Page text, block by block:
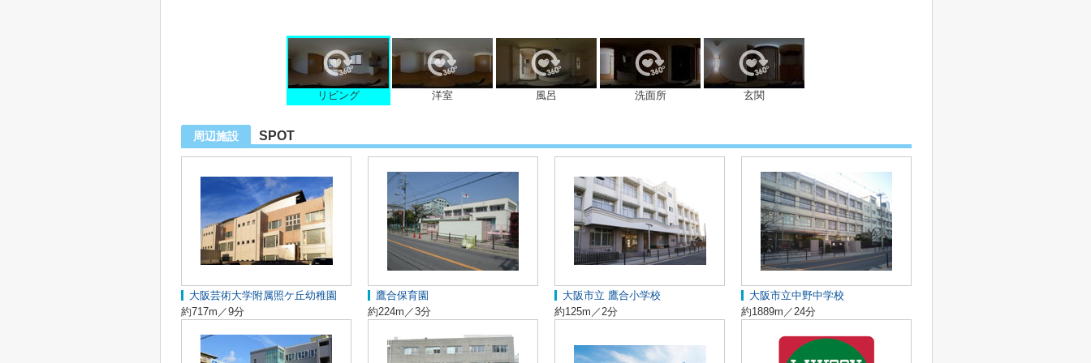
リビング 洋室 風呂 洗面所 玄関
周辺施設 SPOT
大阪芸術大学附属照ケ丘幼稚園
約717m／9分
鷹合保育園
約224m／3分
大阪市立 鷹合小学校
約125m／2分
大阪市立中野中学校
約1889m／24分